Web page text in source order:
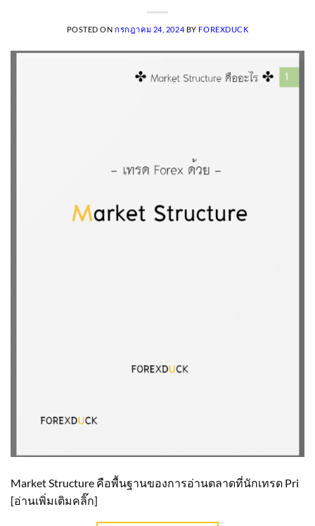
POSTED ON กรกฎาคม 24, 2024 BY FOREXDUCK
Market Structure คือพื้นฐานของการอ่านตลาดที่นักเทรด Pri
[อ่านเพิ่มเติมคลิ๊ก]